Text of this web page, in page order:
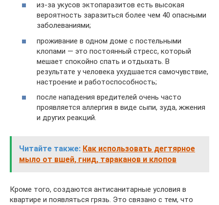
из-за укусов эктопаразитов есть высокая
вероятность заразиться более чем 40 опасными
заболеваниями;
проживание в одном доме с постельными
клопами — это постоянный стресс, который
мешает спокойно спать и отдыхать. В
результате у человека ухудшается самочувствие,
настроение и работоспособность;
после нападения вредителей очень часто
проявляется аллергия в виде сыпи, зуда, жжения
и других реакций.
Читайте также: Как использовать дегтярное
мыло от вшей, гнид, тараканов и клопов
Кроме того, создаются антисанитарные условия в
квартире и появляться грязь. Это связано с тем, что